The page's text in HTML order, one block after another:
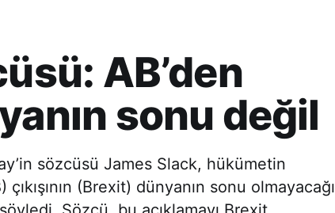
AB’den
sonu değil
sözcüsü James Slack, hükümetin
(Brexit) dünyanın sonu olmayacağı